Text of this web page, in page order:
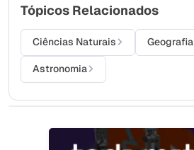
Tópicos Relacionados
Ciências Naturais Geografia
Astronomia